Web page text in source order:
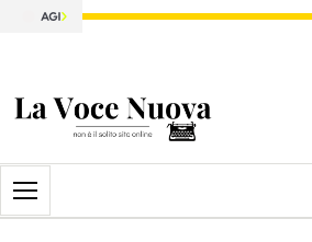
Apri il menu